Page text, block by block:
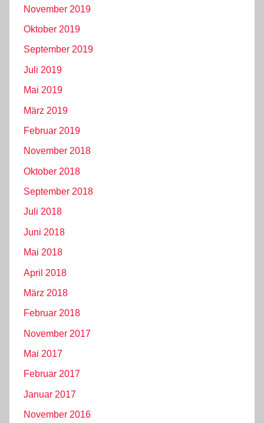
November 2019
Oktober 2019
September 2019
Juli 2019
Mai 2019
März 2019
Februar 2019
November 2018
Oktober 2018
September 2018
Juli 2018
Juni 2018
Mai 2018
April 2018
März 2018
Februar 2018
November 2017
Mai 2017
Februar 2017
Januar 2017
November 2016